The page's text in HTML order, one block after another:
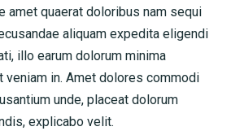
amet quaerat doloribus nam sequi
aliquam expedita eligendi
illo earum dolorum minima
veniam in. Amet dolores commodi
unde, placeat dolorum
explicabo velit.